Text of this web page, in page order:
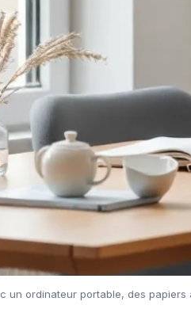
un ordinateur portable, des